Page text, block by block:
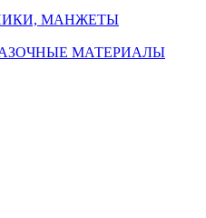
МАНЖЕТЫ
МАТЕРИАЛЫ